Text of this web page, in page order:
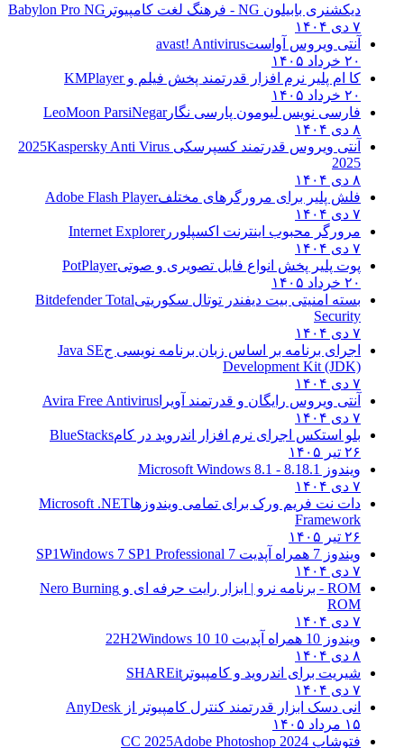
دیکشنری بابیلون NG - فرهنگ لغت کامپیوتر
Babylon Pro NG
۷ دی ۱۴۰۴
آنتی ویروس آواستavast! Antivirus
۲۰ خرداد ۱۴۰۵
کا ام پلیر نرم افزار قدرتمند پخش فیلم وKMPlayer
۲۰ خرداد ۱۴۰۵
فارسی نویس لیومون پارسی نگارLeoMoon ParsiNegar
۸ دی ۱۴۰۴
آنتی ویروس قدرتمند کسپرسکی 2025 Kaspersky Anti Virus
2025
۸ دی ۱۴۰۴
فلش پلیر برای مرورگرهای مختلفAdobe Flash Player
۷ دی ۱۴۰۴
مرورگر محبوب اینترنت اکسپلوررInternet Explorer
۷ دی ۱۴۰۴
پوت پلیر پخش انواع فایل تصویری و صوتیPotPlayer
۲۰ خرداد ۱۴۰۵
بسته امنیتی بیت دیفندر توتال سکوریتیBitdefender Total
Security
۷ دی ۱۴۰۴
اجرای برنامه بر اساس زبان برنامه نویسی جJava SE
Development Kit (JDK)
۷ دی ۱۴۰۴
آنتی ویروس رایگان و قدرتمند آویرا Avira Free Antivirus
۷ دی ۱۴۰۴
بلو استکس اجرای نرم افزار اندروید در کامBlueStacks
۲۶ تیر ۱۴۰۵
ویندوز 8.1
8.1 - Microsoft Windows 8.1
۷ دی ۱۴۰۴
دات نت فریم ورک برای تمامی ویندوزهاMicrosoft .NET
Framework
۲۶ تیر ۱۴۰۵
ویندوز 7 همراه آپدیت 7 SP1
Windows 7 SP1 Professional
۷ دی ۱۴۰۴
ROM - برنامه نرو | ابزار رایت حرفه ای و
Nero Burning
ROM
۷ دی ۱۴۰۴
ویندوز 10 همراه آپدیت 10 22H2
Windows 10
۸ دی ۱۴۰۴
شیریت برای اندروید و کامپیوتر SHAREit
۷ دی ۱۴۰۴
انی دسک ابزار قدرتمند کنترل کامپیوتر از AnyDesk
۱۵ مرداد ۱۴۰۵
فتوشاپ CC 2025 Adobe Photoshop 2024